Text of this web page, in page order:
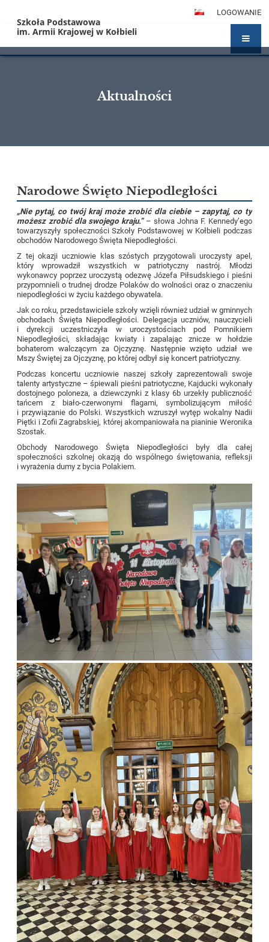
LOGOWANIE
Szkoła Podstawowa
im. Armii Krajowej w Kołbieli
Aktualności
Narodowe Święto Niepodległości
„Nie pytaj, co twój kraj może zrobić dla ciebie – zapytaj, co ty
możesz zrobić dla swojego kraju.” – słowa Johna F. Kennedy’ego
towarzyszyły społeczności Szkoły Podstawowej w Kołbieli podczas
obchodów Narodowego Święta Niepodległości.
Z tej okazji uczniowie klas szóstych przygotowali uroczysty apel,
który wprowadził wszystkich w patriotyczny nastrój. Młodzi
wykonawcy poprzez uroczystą odezwę Józefa Piłsudskiego i pieśni
przypomnieli o trudnej drodze Polaków do wolności oraz o znaczeniu
niepodległości w życiu każdego obywatela.
Jak co roku, przedstawiciele szkoły wzięli również udział w gminnych
obchodach Święta Niepodległości. Delegacja uczniów, nauczycieli
i dyrekcji uczestniczyła w uroczystościach pod Pomnikiem
Niepodległości, składając kwiaty i zapalając znicze w hołdzie
bohaterom walczącym za Ojczyznę. Następnie wzięto udział we
Mszy Świętej za Ojczyznę, po której odbył się koncert patriotyczny.
Podczas koncertu uczniowie naszej szkoły zaprezentowali swoje
talenty artystyczne – śpiewali pieśni patriotyczne, Kajducki wykonały
dostojnego poloneza, a dziewczynki z klasy 6b urzekły publiczność
tańcem z biało-czerwonymi flagami, symbolizującym miłość
i przywiązanie do Polski. Wszystkich wzruszył wytęp wokalny Nadii
Piętki i Zofii Zagrabskiej, której akompaniowała na pianinie Weronika
Szostak.
Obchody Narodowego Święta Niepodległości były dla całej
społeczności szkolnej okazją do wspólnego świętowania, refleksji
i wyrażenia dumy z bycia Polakiem.